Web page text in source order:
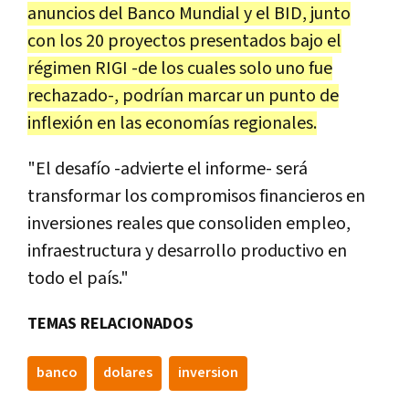
anuncios del Banco Mundial y el BID, junto
con los 20 proyectos presentados bajo el
régimen RIGI -de los cuales solo uno fue
rechazado-, podrían marcar un punto de
inflexión en las economías regionales.
"El desafío -advierte el informe- será
transformar los compromisos financieros en
inversiones reales que consoliden empleo,
infraestructura y desarrollo productivo en
todo el país."
TEMAS RELACIONADOS
banco dolares inversion